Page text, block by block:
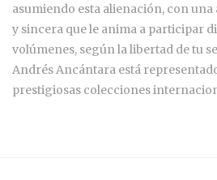
asumiendo esta alienación, con
y sincera que le anima a participar
volúmenes, según la libertad de tu
Andrés Ancántara está
prestigiosas colecciones